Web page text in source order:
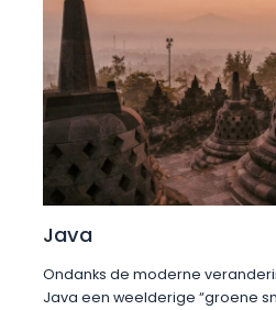
Java
Ondanks de moderne
Java een weelderige “groene